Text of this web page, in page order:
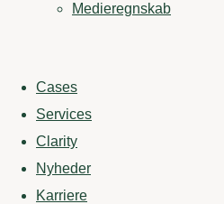
Medieregnskab
Cases
Services
Clarity
Nyheder
Karriere